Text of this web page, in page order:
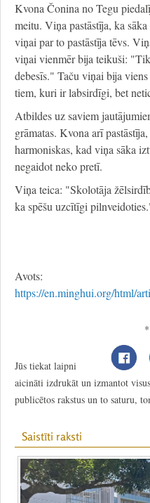
Kvona Čonina no Tegu
meitu. Viņa pastāstīja, ka
viņai par to pastāstīja tēvs.
viņai vienmēr bija teikuši:
debesīs." Taču viņai bija
tiem, kuri ir labsirdīgi, bet
Atbildes uz saviem
grāmatas. Kvona arī
harmoniskas, kad viņa sāka
negaidot neko pretī.
Viņa teica: "Skolotāja
ka spēšu uzcītīgi
Avots:
https://en.minghui.org/html/
Jūs tiekat laipni
aicināti izdrukāt un izmantot
publicētos rakstus un to saturu,
Saistīti raksti